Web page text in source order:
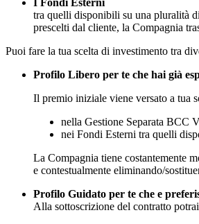
tra quelli disponibili su una pluralità
prescelti dal cliente, la Compagnia
Puoi fare la tua scelta di investimento tra
Profilo Libero per te che hai già
Il premio iniziale viene versato a tua
nella Gestione Separata BCC
nei Fondi Esterni tra quelli
La Compagnia tiene costantemente
e contestualmente eliminando/
Profilo Guidato per te che e
Alla sottoscrizione del contratto